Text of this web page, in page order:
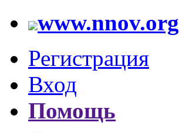
www.nnov.org
Регистрация
Вход
Помощь